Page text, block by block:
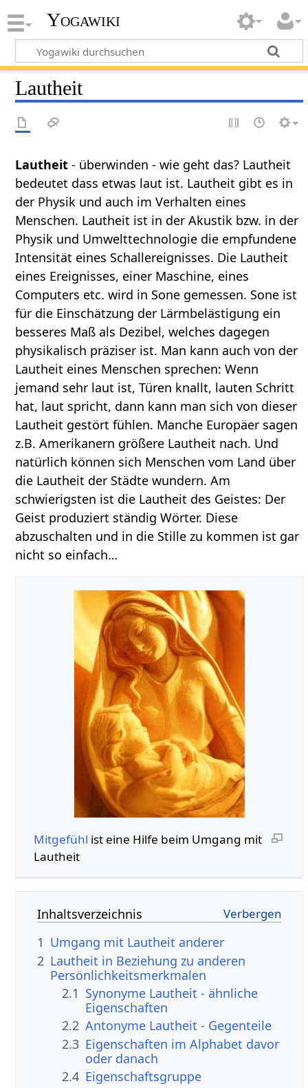
Yogawiki
Lautheit
Lautheit- überwinden - wie geht das? Lautheit
bedeutet dass etwas laut ist. Lautheit gibt es in
der Physik und auch im Verhalten eines
Menschen. Lautheit ist in der Akustik bzw. in der
Physik und Umwelttechnologie die empfundene
Intensität eines Schallereignisses. Die Lautheit
eines Ereignisses, einer Maschine, eines
Computers etc. wird in Sone gemessen. Sone ist
für die Einschätzung der Lärmbelästigung ein
besseres Maß als Dezibel, welches dagegen
physikalisch präziser ist. Man kann auch von der
Lautheit eines Menschen sprechen: Wenn
jemand sehr laut ist, Türen knallt, lauten Schritt
hat, laut spricht, dann kann man sich von dieser
Lautheit gestört fühlen. Manche Europäer sagen
z.B. Amerikanern größere Lautheit nach. Und
natürlich können sich Menschen vom Land über
die Lautheit der Städte wundern. Am
schwierigsten ist die Lautheit des Geistes: Der
Geist produziert ständig Wörter. Diese
abzuschalten und in die Stille zu kommen ist gar
nicht so einfach…
Mitgefühl ist eine Hilfe beim Umgang mit
Lautheit
Inhaltsverzeichnis
1 Umgang mit Lautheit anderer
2 Lautheit in Beziehung zu anderen
Persönlichkeitsmerkmalen
2.1 Synonyme Lautheit - ähnliche
Eigenschaften
2.2 Antonyme Lautheit - Gegenteile
2.3 Eigenschaften im Alphabet davor
oder danach
2.4 Eigenschaftsgruppe